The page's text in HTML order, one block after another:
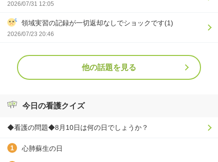
2026/07/31 12:05
領域実習の記録が一切返却なしでショックです(1)
2026/07/23 20:46
他の話題を見る
今日の看護クイズ
◆看護の問題◆8月10日は何の日でしょうか？
心肺蘇生の日